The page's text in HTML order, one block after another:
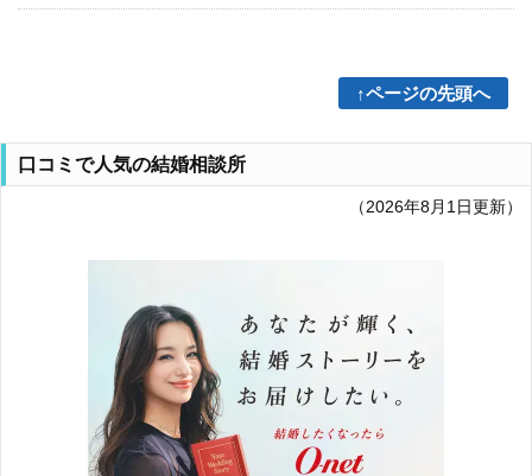
↑ページの先頭へ
口コミで人気の結婚相談所
（2026年8月1日更新）